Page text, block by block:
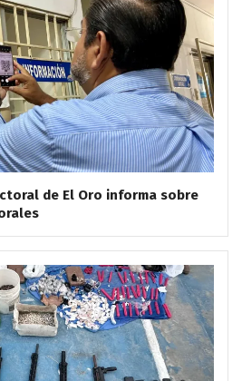
de El Oro informa sobre